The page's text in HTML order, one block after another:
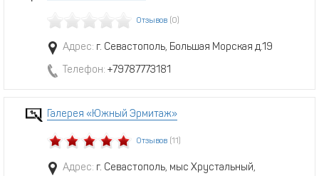
Отзывов (0)
Адрес: г. Севастополь, Большая Морская д.19
Телефон: +79787773181
Галерея «Южный Эрмитаж»
Отзывов (11)
Адрес: г. Севастополь, мыс Хрустальный,